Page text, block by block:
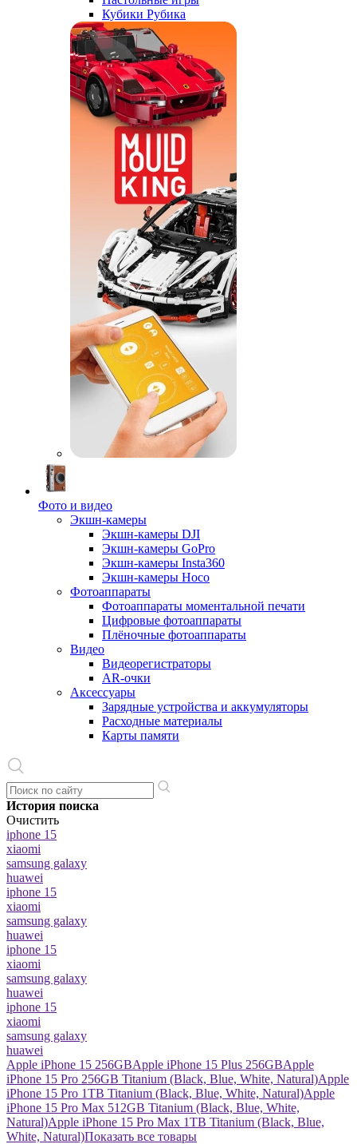
Кубики Рубика
Фото и видео
Экшн-камеры
Экшн-камеры DJI
Экшн-камеры GoPro
Экшн-камеры Insta360
Экшн-камеры Hoco
Фотоаппараты
Фотоаппараты моментальной печати
Цифровые фотоаппараты
Плёночные фотоаппараты
Видео
Видеорегистраторы
AR-очки
Аксессуары
Зарядные устройства и аккумуляторы
Расходные материалы
Карты памяти
История поиска
Очистить
iphone 15
xiaomi
samsung galaxy
huawei
iphone 15
xiaomi
samsung galaxy
huawei
iphone 15
xiaomi
samsung galaxy
huawei
iphone 15
xiaomi
samsung galaxy
huawei
Apple iPhone 15 256GBApple iPhone 15 Plus 256GBApple
iPhone 15 Pro 256GB Titanium (Black, Blue, White, Natural)Apple
iPhone 15 Pro 1TB Titanium (Black, Blue, White, Natural)Apple
iPhone 15 Pro Max 512GB Titanium (Black, Blue, White,
Natural)Apple iPhone 15 Pro Max 1TB Titanium (Black, Blue,
White, Natural)Показать все товары